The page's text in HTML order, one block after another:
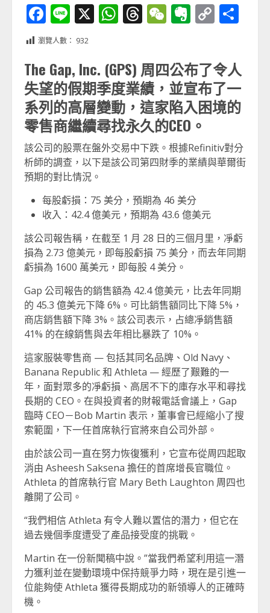
Facebook
Line
X WhatsApp
Threads
WeChat
Evernote
Copy
瀏覽人數： 932
The Gap, Inc. (GPS) 周四公布了令人
失望的假期季度業績，並宣布了一
系列的高層變動，這家陷入困境的
零售商繼續尋找永久的CEO。
該公司的股票在盤外交易中下跌。根據Refinitiv對分
析師的調查，以下是該公司第四財季的業績與華爾街
預期的對比情況。
每股虧損：75 美分，預期為 46 美分
收入：42.4 億美元，預期為 43.6 億美元
該公司報告稱，在截至 1 月 28 日的三個月里，凈虧
損為 2.73 億美元，即每股虧損 75 美分，而去年同期
虧損為 1600 萬美元，即每股 4 美分。
Gap 公司報告的銷售額為 42.4 億美元，比去年同期
的 45.3 億美元下降 6%。可比銷售額同比下降 5%，
商店銷售額下降 3%。該公司表示，占總凈銷售額
41% 的在線銷售與去年相比暴跌了 10%。
這家服裝零售商 — 包括其同名品牌、Old Navy、
Banana Republic 和 Athleta — 經歷了艱難的一
年，面對眾多的凈虧損、高居不下的庫存水平和尋找
長期的 CEO。在與投資者的財報電話會議上，Gap
臨時 CEO－Bob Martin 表示，董事會已經縮小了搜
索範圍，下一任首席執行官將來自公司外部。
由於該公司一直在努力恢復獲利，它宣布從周四起取
消由 Asheesh Saksena 擔任的首席增長官職位。
Athleta 的首席執行官 Mary Beth Laughton 周四也
離開了公司。
“我們相信 Athleta 有令人難以置信的潛力，但它在
過去幾個季度遭受了產品接受度的挑戰。
Martin 在一份新聞稿中說。”當我們希望利用這一潛
力獲利並在變動環境中保持競爭力時，現在是引進一
位能夠使 Athleta 獲得長期成功的新領導人的正確時
機。